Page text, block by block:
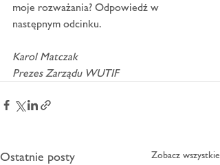
moje rozważania? Odpowiedź w
następnym odcinku.
Karol Matczak
Prezes Zarządu WUTIF
Ostatnie posty Zobacz wszystkie